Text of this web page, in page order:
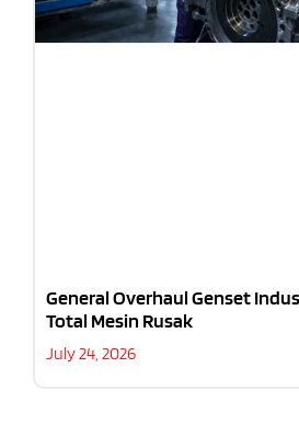
General Overhaul Genset
Total Mesin Rusak
July 24, 2026